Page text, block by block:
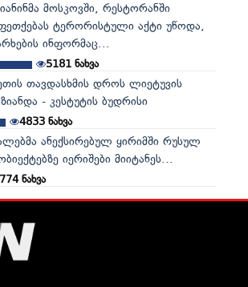
მოსკოვში, რესტორანში
ტერორისტული აქტი უწოდა,
ინფორმაც...
5181ნახვა
თავდასხმის დროს ლიეტუვის
- კესტუტის ბუდრისი
4833ნახვა
ანექსირებულ ყირიმში რუსულ
იერიშები მიიტანეს...
ნახვა